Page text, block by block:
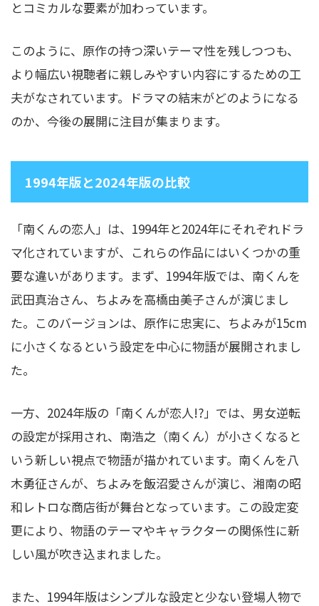
とコミカルな要素が加わっています。
このように、原作の持つ深いテーマ性を残しつつも、
より幅広い視聴者に親しみやすい内容にするための工
夫がなされています。ドラマの結末がどのようになる
のか、今後の展開に注目が集まります。
1994年版と2024年版の比較
「南くんの恋人」は、1994年と2024年にそれぞれドラ
マ化されていますが、これらの作品にはいくつかの重
要な違いがあります。まず、1994年版では、南くんを
武田真治さん、ちよみを高橋由美子さんが演じまし
た。このバージョンは、原作に忠実に、ちよみが15cm
に小さくなるという設定を中心に物語が展開されまし
た。
一方、2024年版の「南くんが恋人!?」では、男女逆転
の設定が採用され、南浩之（南くん）が小さくなると
いう新しい視点で物語が描かれています。南くんを八
木勇征さんが、ちよみを飯沼愛さんが演じ、湘南の昭
和レトロな商店街が舞台となっています。この設定変
更により、物語のテーマやキャラクターの関係性に新
しい風が吹き込まれました。
また、1994年版はシンプルな設定と少ない登場人物で